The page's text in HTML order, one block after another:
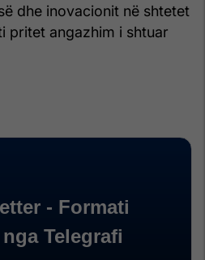
dhe inovacionit në shtetet
pritet angazhim i shtuar